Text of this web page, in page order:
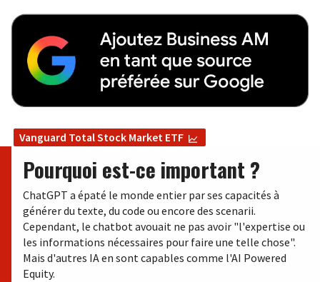
Vanguard Total Stock Market ETF
Pourquoi est-ce important ?
ChatGPT a épaté le monde entier par ses capacités à
générer du texte, du code ou encore des scenarii.
Cependant, le chatbot avouait ne pas avoir "l'expertise ou
les informations nécessaires pour faire une telle chose".
Mais d'autres IA en sont capables comme l'AI Powered
Equity.